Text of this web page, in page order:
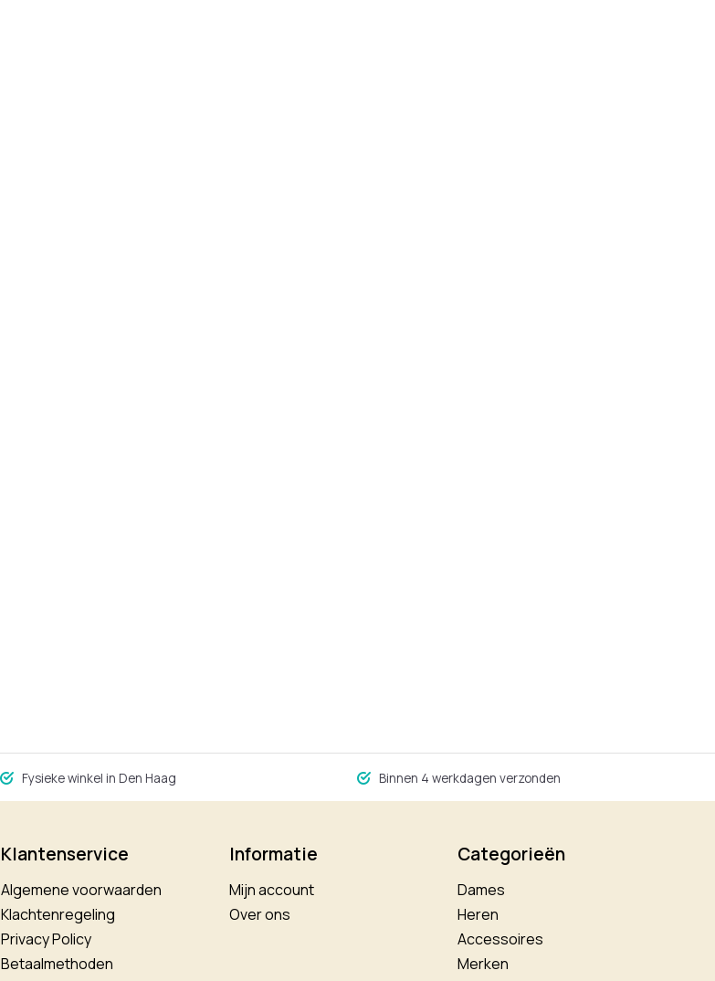
Fysieke winkel in Den Haag Binnen 4 werkdagen verzonden
Klantenservice
Algemene voorwaarden
Klachtenregeling
Privacy Policy
Betaalmethoden
Informatie
Mijn account
Over ons
Categorieën
Dames
Heren
Accessoires
Merken